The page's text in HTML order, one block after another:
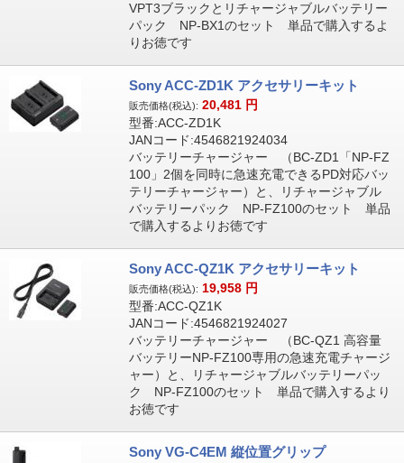
VPT3ブラックとリチャージャブルバッテリー
パック NP-BX1のセット 単品で購入するよ
りお徳です
Sony ACC-ZD1K アクセサリーキット
販売価格(税込): 20,481 円
型番:ACC-ZD1K
JANコード:4546821924034
バッテリーチャージャー （BC-ZD1「NP-FZ
100」2個を同時に急速充電できるPD対応バッ
テリーチャージャー）と、リチャージャブル
バッテリーパック NP-FZ100のセット 単品
で購入するよりお徳です
Sony ACC-QZ1K アクセサリーキット
販売価格(税込): 19,958 円
型番:ACC-QZ1K
JANコード:4546821924027
バッテリーチャージャー （BC-QZ1 高容量
バッテリーNP-FZ100専用の急速充電チャージ
ャー）と、リチャージャブルバッテリーパッ
ク NP-FZ100のセット 単品で購入するより
お徳です
Sony VG-C4EM 縦位置グリップ